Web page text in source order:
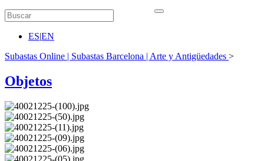
ES|EN
Subastas Online | Subastas Barcelona | Arte y Antigüedades >
Objetos